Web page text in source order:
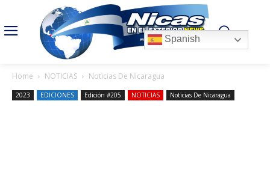
Home NOTICIAS Noticias De Nicaragua
2023 EDICIONES Edición #205 NOTICIAS Noticias De Nicaragua
Spanish